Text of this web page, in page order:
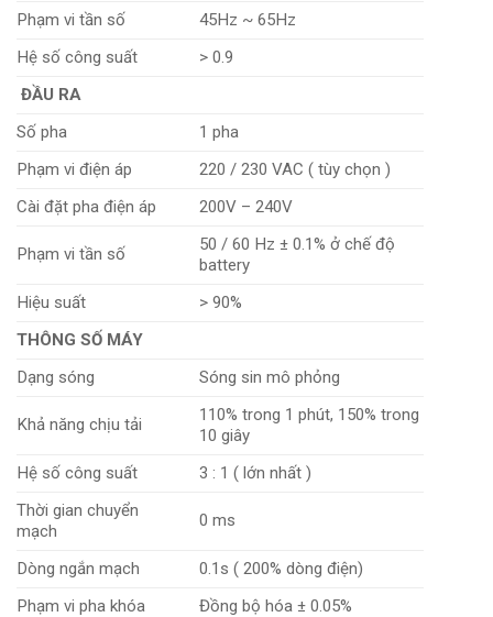
Phạm vi tần số
45Hz ~ 65Hz
Hệ số công suất
> 0.9
ĐẦU RA
Số pha
1 pha
Phạm vi điện áp
220 / 230 VAC ( tùy chọn )
Cài đặt pha điện áp
200V – 240V
Phạm vi tần số
50 / 60 Hz ± 0.1% ở chế độ
battery
Hiệu suất
> 90%
THÔNG SỐ MÁY
Dạng sóng
Sóng sin mô phỏng
Khả năng chịu tải
110% trong 1 phút, 150% trong
10 giây
Hệ số công suất
3 : 1 ( lớn nhất )
Thời gian chuyển
mạch
0 ms
Dòng ngắn mạch
0.1s ( 200% dòng điện)
Phạm vi pha khóa
Đồng bộ hóa ± 0.05%